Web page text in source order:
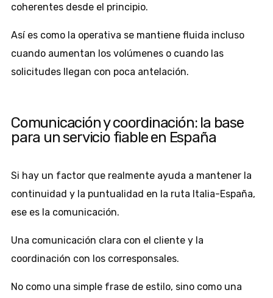
coherentes desde el principio.
Así es como la operativa se mantiene fluida incluso
cuando aumentan los volúmenes o cuando las
solicitudes llegan con poca antelación.
Comunicación y coordinación: la base
para un servicio fiable en España
Si hay un factor que realmente ayuda a mantener la
continuidad y la puntualidad en la ruta Italia-España,
ese es la comunicación.
Una comunicación clara con el cliente y la
coordinación con los corresponsales.
No como una simple frase de estilo, sino como una